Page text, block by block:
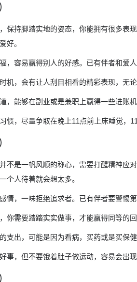
保持脚踏实地的姿态，你能拥有很多表
好。
，容易赢得别人的好感。已有伴者和爱
机，会有让人刮目相看的精彩表现，无
，能够在副业或是兼职上赢得一些进账
惯，尽量争取在晚上11点前上床睡觉，
不是一帆风顺的称心，需要打醒精神应
个人待着就会想太多。
情，一味拒绝追求者。已有伴者要警惕
你需要踏踏实实做事，才能赢得同等的
支出，可能是因为看病，买药或是买保
事，但不要饿着肚子做运动，容易会出